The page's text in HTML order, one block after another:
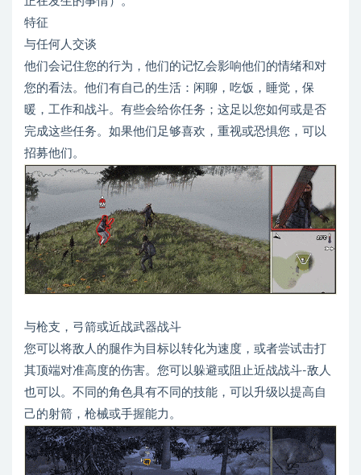
特征
与任何人交谈
他们会记住您的行为，他们的记忆会影响他们的情绪和对
您的看法。他们有自己的生活：闲聊，吃饭，睡觉，保
暖，工作和战斗。有些会给你任务；这足以您如何或是否
完成这些任务。如果他们足够喜欢，重视或恐惧您，可以
招募他们。
与枪支，弓箭或近战武器战斗
您可以将敌人的腿作为目标以转化为速度，或者尝试击打
其顶端对准高度的伤害。您可以躲避或阻止近战战斗-敌人
也可以。不同的角色具有不同的技能，可以升级以提高自
己的射箭，枪械或手握能力。